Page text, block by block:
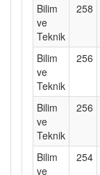
Bilim
ve
Teknik
258
Bilim
ve
Teknik
256
Bilim
ve
Teknik
256
Bilim
ve
254